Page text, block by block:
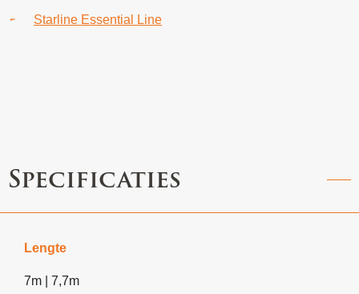
Starline Essential Line
Specificaties
Lengte
7m | 7,7m